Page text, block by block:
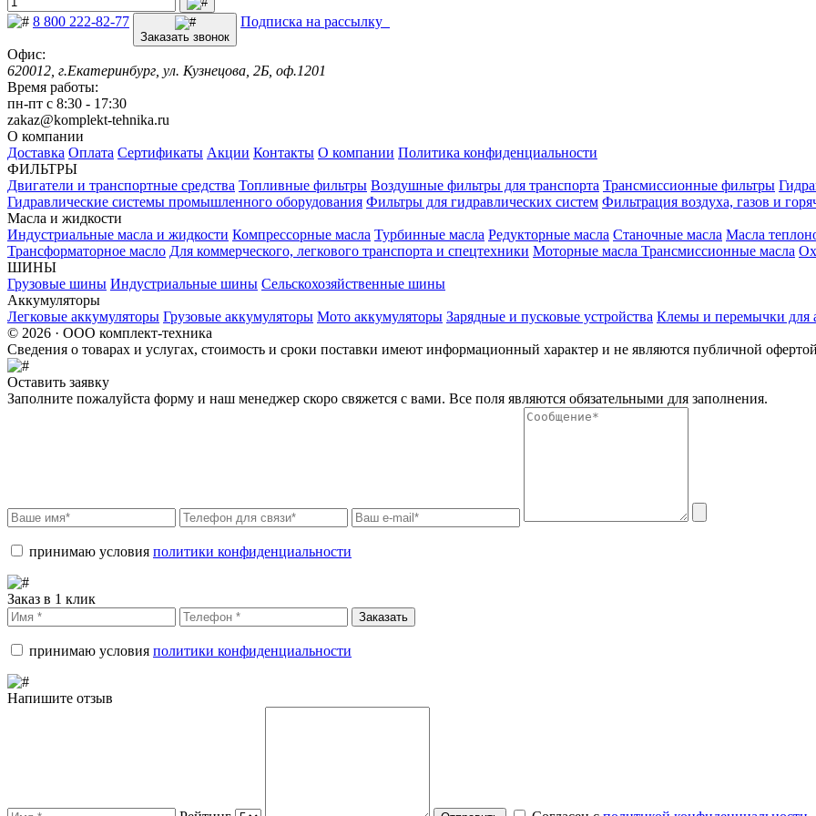
8 800 222-82-77
Заказать звонок
Подписка на рассылку
Офис:
620012, г.Екатеринбург, ул. Кузнецова, 2Б, оф.1201
Время работы:
пн-пт с 8:30 - 17:30
zakaz@komplekt-tehnika.ru
О компании
Доставка Оплата Сертификаты Акции Контакты О компании Политика конфиденциальности
ФИЛЬТРЫ
Двигатели и транспортные средства Топливные фильтры Воздушные фильтры для транспорта Трансмиссионные фильтры
Гидравлические системы промышленного оборудования Фильтры для гидравлических систем Фильтрация воздуха, газов и
Масла и жидкости
Индустриальные масла и жидкости Компрессорные масла Турбинные масла Редукторные масла Станочные масла Масла
Трансформаторное масло Для коммерческого, легкового транспорта и спецтехники Моторные масла Трансмиссионные масла
ШИНЫ
Грузовые шины Индустриальные шины Сельскохозяйственные шины
Аккумуляторы
Легковые аккумуляторы Грузовые аккумуляторы Мото аккумуляторы Зарядные и пусковые устройства Клемы и перемычки для
© 2026 · ООО комплект-техника
Сведения о товарах и услугах, стоимость и сроки поставки имеют информационный характер и не являются публичной
Оставить заявку
Заполните пожалуйста форму и наш менеджер скоро свяжется с вами. Все поля являются обязательными для заполнения.
принимаю условия политики конфиденциальности
Заказ в 1 клик
Заказать
принимаю условия политики конфиденциальности
Напишите отзыв